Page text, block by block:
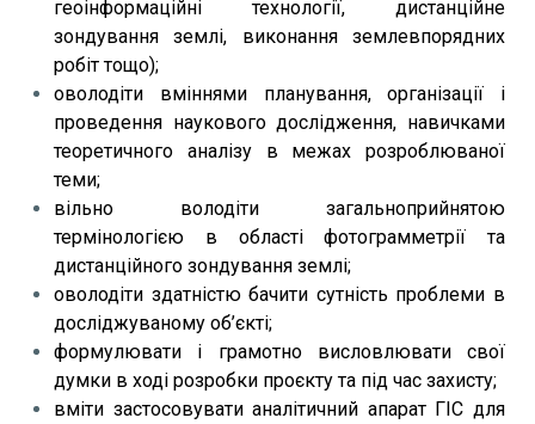
геоінформаційні технології, дистанційне
зондування землі, виконання землевпорядних
робіт тощо);
оволодіти вміннями планування, організації і
проведення наукового дослідження, навичками
теоретичного аналізу в межах розроблюваної
теми;
вільно володіти загальноприйнятою
термінологією в області фотограмметрії та
дистанційного зондування землі;
оволодіти здатністю бачити сутність проблеми в
досліджуваному об’єкті;
формулювати і грамотно висловлювати свої
думки в ході розробки проєкту та під час захисту;
вміти застосовувати аналітичний апарат ГІС для